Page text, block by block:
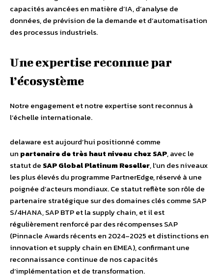
capacités avancées en matière d’IA, d’analyse de
données, de prévision de la demande et d’automatisation
des processus industriels.
Une expertise reconnue par
l’écosystème
Notre engagement et notre expertise sont reconnus à
l’échelle internationale.
delaware est aujourd’hui positionné comme
un partenaire de très haut niveau chez SAP, avec le
statut de SAP Global Platinum Reseller, l’un des niveaux
les plus élevés du programme PartnerEdge, réservé à une
poignée d’acteurs mondiaux. Ce statut reflète son rôle de
partenaire stratégique sur des domaines clés comme SAP
S/4HANA, SAP BTP et la supply chain, et il est
régulièrement renforcé par des récompenses SAP
(Pinnacle Awards récents en 2024–2025 et distinctions en
innovation et supply chain en EMEA), confirmant une
reconnaissance continue de nos capacités
d’implémentation et de transformation.